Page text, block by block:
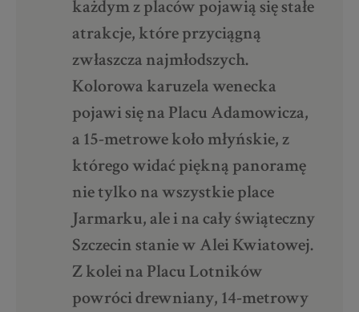
każdym z placów pojawią się stałe
atrakcje, które przyciągną
zwłaszcza najmłodszych.
Kolorowa karuzela wenecka
pojawi się na Placu Adamowicza,
a 15-metrowe koło młyńskie, z
którego widać piękną panoramę
nie tylko na wszystkie place
Jarmarku, ale i na cały świąteczny
Szczecin stanie w Alei Kwiatowej.
Z kolei na Placu Lotników
powróci drewniany, 14-metrowy